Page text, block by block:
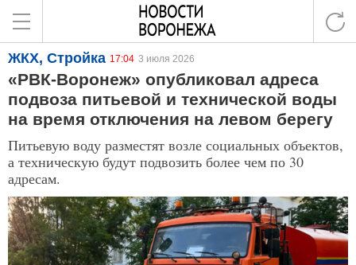
ЖКХ, Стройка 17:04 3 июля 2026
«РВК-Воронеж» опубликовал адреса
подвоза питьевой и технической воды
на время отключения на левом берегу
Питьевую воду разместят возле социальных объектов,
а техническую будут подвозить более чем по 30
адресам.